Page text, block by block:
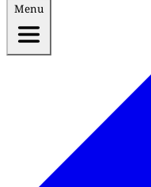
Menu